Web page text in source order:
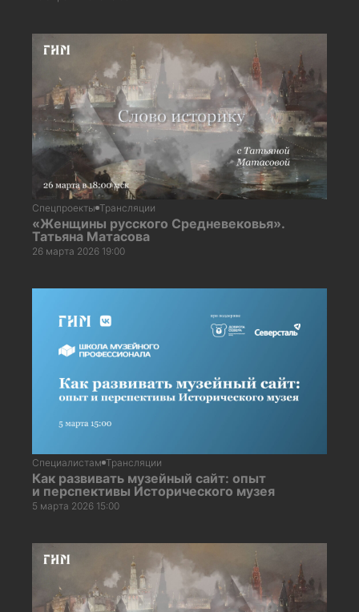
Спецпроекты Трансляции
«Женщины русского Средневековья».
Татьяна Матасова
26 марта 2026 19:00
Специалистам Трансляции
Как развивать музейный сайт: опыт
и перспективы Исторического музея
5 марта 2026 15:00